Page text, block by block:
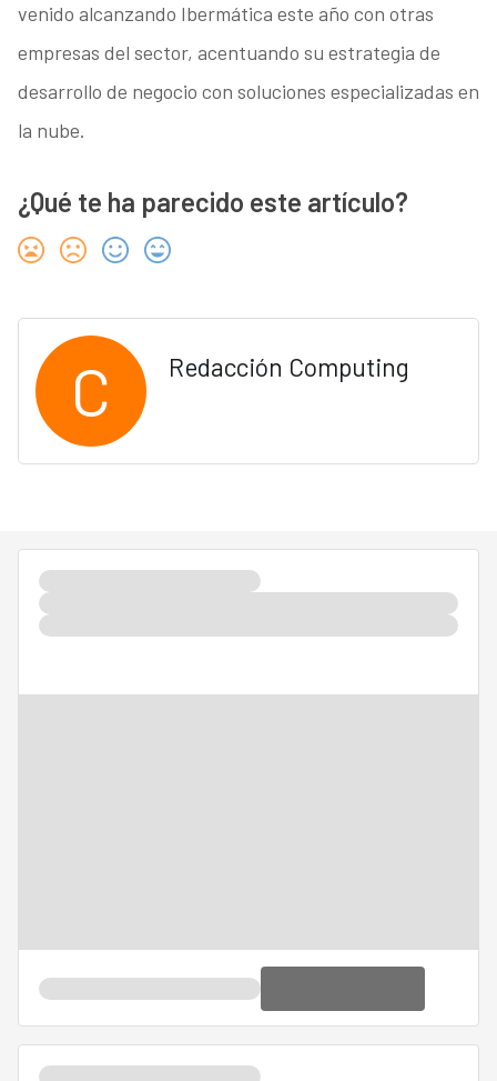
venido alcanzando Ibermática este año con otras
empresas del sector, acentuando su estrategia de
desarrollo de negocio con soluciones especializadas en
la nube.
¿Qué te ha parecido este artículo?
C Redacción Computing